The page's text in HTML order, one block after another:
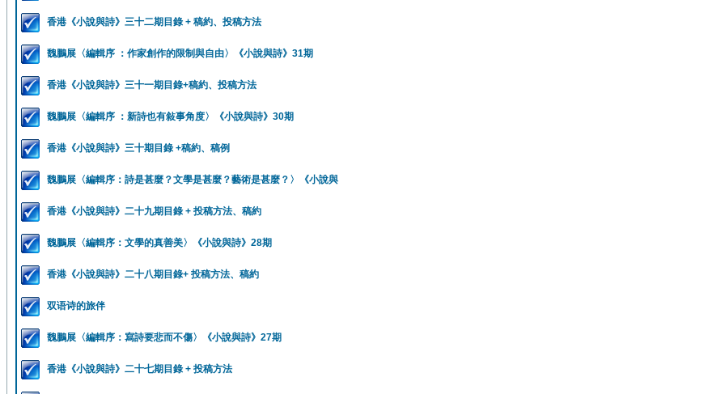
香港《小說與詩》三十二期目錄 + 稿約、投稿方法
魏鵬展〈編輯序 ：作家創作的限制與自由〉《小說與詩》31期
香港《小說與詩》三十一期目錄+稿約、投稿方法
魏鵬展〈編輯序 ：新詩也有敍事角度〉《小說與詩》30期
香港《小說與詩》三十期目錄 +稿約、稿例
魏鵬展〈編輯序：詩是甚麼？文學是甚麼？藝術是甚麼？〉《小說與
香港《小說與詩》二十九期目錄 + 投稿方法、稿約
魏鵬展〈編輯序：文學的真善美〉《小說與詩》28期
香港《小說與詩》二十八期目錄+ 投稿方法、稿約
双语诗的旅伴
魏鵬展〈編輯序：寫詩要悲而不傷〉《小說與詩》27期
香港《小說與詩》二十七期目錄 + 投稿方法